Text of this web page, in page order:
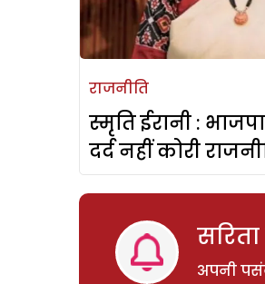
राजनीति
स्मृति ईरानी : भाजपा
दर्द नहीं कोरी
अपनी